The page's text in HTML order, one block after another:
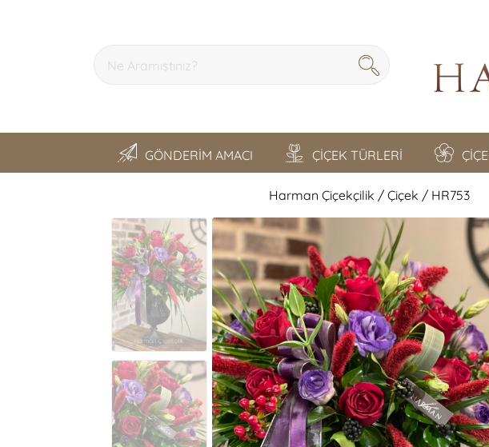
GÖNDERİM AMACI ÇİÇEK TÜRLERİ
Harman Çiçekçilik / Çiçek / HR753